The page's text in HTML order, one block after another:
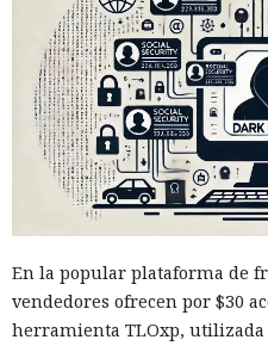
En la popular plataforma de
vendedores ofrecen por $30
herramienta TLOxp, utilizada